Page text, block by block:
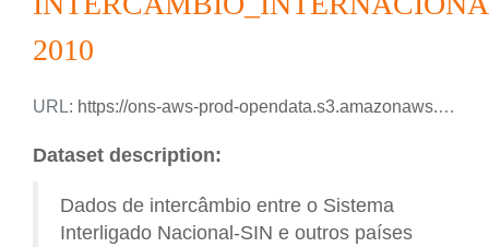
2010
URL: https://ons-aws-prod-opendata.s3.amazonaws.com/dataset/intercambio_internacional_ho/INTERCAMBIO_INTERNACIONAL_2010.xlsx
Dataset description:
Dados de intercâmbio entre o Sistema
Interligado Nacional-SIN e outros países